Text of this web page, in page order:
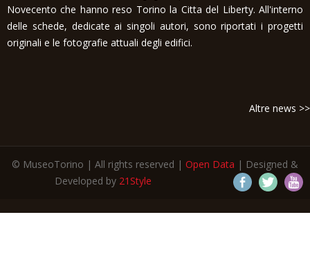
Novecento che hanno reso Torino la Citta del Liberty. All'interno
delle schede, dedicate ai singoli autori, sono riportati i progetti
originali e le fotografie attuali degli edifici.
Altre news >>
© MuseoTorino | All rights reserved | Open Data | Designed &
Developed by 21Style